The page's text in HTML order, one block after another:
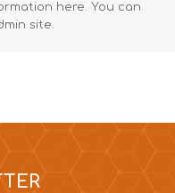
here. You can
site.